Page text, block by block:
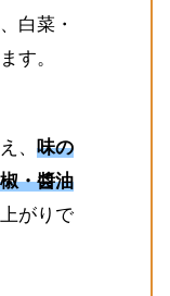
白菜・
す。
、 味の
・醬油
がりで